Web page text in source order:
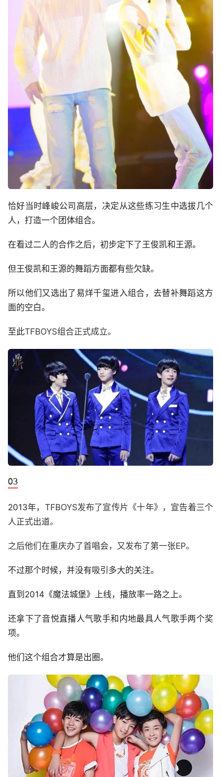
恰好当时峰峻公司高层，决定从这些练习生中选拔几个
人，打造一个团体组合。
在看过二人的合作之后，初步定下了王俊凯和王源。
但王俊凯和王源的舞蹈方面都有些欠缺。
所以他们又选出了易烊千玺进入组合，去替补舞蹈这方
面的空白。
至此TFBOYS组合正式成立。
2013年， TFBOYS发布了宣传片《十年》，宣告着三个
人正式出道。
之后他们在重庆办了首唱会，又发布了第一张EP。
不过那个时候，并没有吸引多大的关注。
直到2014《魔法城堡》上线，播放率一路之上。
还拿下了音悦直播人气歌手和内地最具人气歌手两个奖
项。
他们这个组合才算是出圈。